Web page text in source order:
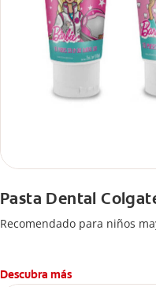
Pasta Dental
Recomendado para niños
Descubra más